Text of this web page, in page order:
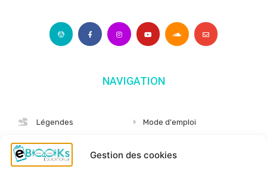
Gestion des cookies
NAVIGATION
Légendes
Albums
Langues
Mode d'emploi